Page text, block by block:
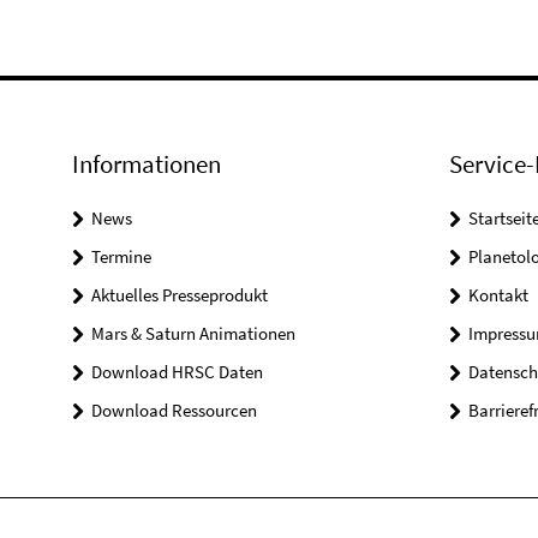
Informationen
News
Termine
Aktuelles Presseprodukt
Mars & Saturn Animationen
Download HRSC Daten
Download Ressourcen
Kontakt